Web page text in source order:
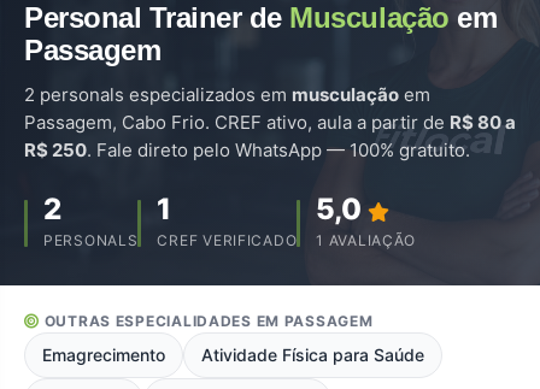
Personal Trainer de Musculação em
Passagem
2 personals especializados em musculação em
Passagem, Cabo Frio. CREF ativo, aula a partir de R$ 80 a
R$ 250. Fale direto pelo WhatsApp — 100% gratuito.
2
PERSONALS
1
CREF VERIFICADO
5,0
1 AVALIAÇÃO
OUTRAS ESPECIALIDADES EM PASSAGEM
Emagrecimento Atividade Física para Saúde